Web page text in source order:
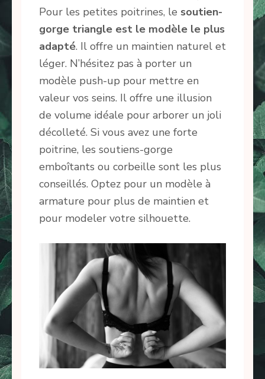
Pour les petites poitrines, le soutien-
gorge triangle est le modèle le plus
adapté. Il offre un maintien naturel et
léger. N’hésitez pas à porter un
modèle push-up pour mettre en
valeur vos seins. Il offre une illusion
de volume idéale pour arborer un joli
décolleté. Si vous avez une forte
poitrine, les soutiens-gorge
emboîtants ou corbeille sont les plus
conseillés. Optez pour un modèle à
armature pour plus de maintien et
pour modeler votre silhouette.